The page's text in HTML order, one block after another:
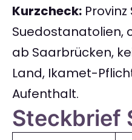
Kurzcheck:
Suedostanatolien,
ab Saarbrücken,
Land, Ikamet-
Aufenthalt.
Steckbrief